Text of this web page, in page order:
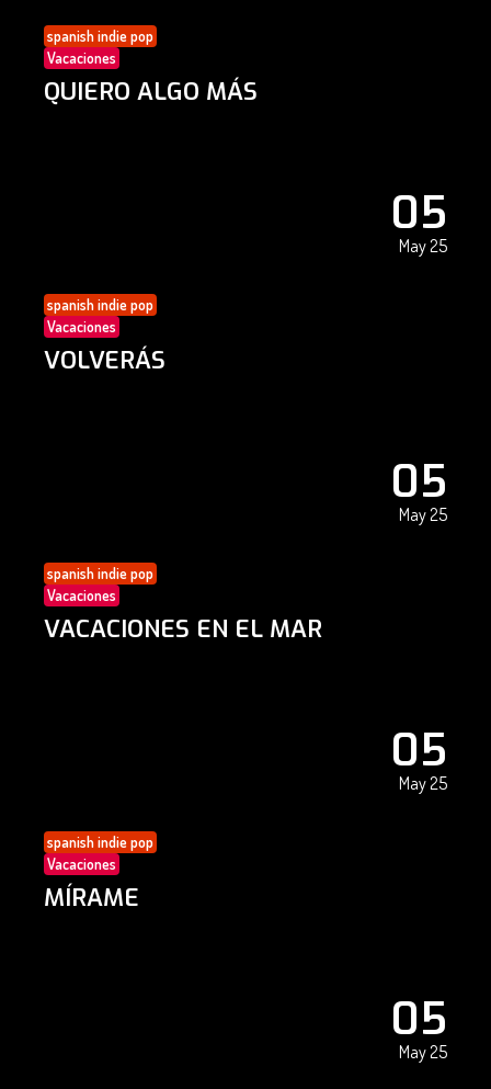
spanish indie pop
Vacaciones
QUIERO ALGO MÁS
05
May 25
spanish indie pop
Vacaciones
VOLVERÁS
05
May 25
spanish indie pop
Vacaciones
VACACIONES EN EL MAR
05
May 25
spanish indie pop
Vacaciones
MÍRAME
05
May 25